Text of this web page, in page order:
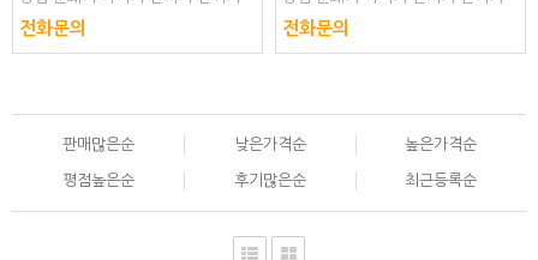
야채 가는 고기 갈기 기계 공장용
전화문의
야채 가는 고기 갈기 기계 공장용
전화문의
판매많은순 낮은가격순 높은가격순
평점높은순 후기많은순 최근등록순